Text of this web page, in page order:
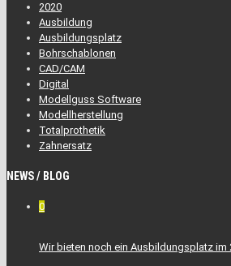
2020
Ausbildung
Ausbildungsplatz
Bohrschablonen
CAD/CAM
Digital
Modellguss Software
Modellherstellung
Totalprothetik
Zahnersatz
NEWS / BLOG
0
Wir bieten noch ein Ausbildungsplatz im